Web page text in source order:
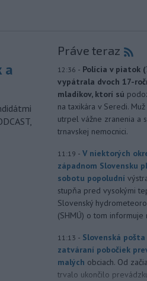
a
Práve teraz
12:36 - Polícia v piatok
vypátrala dvoch 17-
mladíkov, ktorí sú
na taxikára v Seredi.
utrpel vážne zranenia a
trnavskej nemocnici.
11:19 - V niektorých
západnom Slovensku
sobotu popoludní
stupňa pred vysokými
Slovenský
(SHMÚ) o tom informuje
11:13 - Slovenská
zatváraní pobočiek
malých obciach. Od
trvalo ukončilo